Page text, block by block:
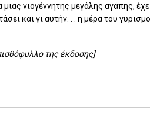
μιας νιογέννητης μεγάλης αγάπης,
και γι αυτήν. . . η μέρα του
της έκδοσης]